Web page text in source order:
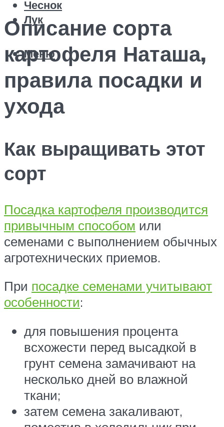
Чеснок
Лук
Меню
Описание сорта
картофеля Наташа,
правила посадки и
ухода
Как выращивать этот
сорт
Посадка картофеля производится
привычным способом или
семенами с выполнением обычных
агротехнических приемов.
При посадке семенами учитывают
особенности:
для повышения процента
всхожести перед высадкой в
грунт семена замачивают на
несколько дней во влажной
ткани;
затем семена закаливают,